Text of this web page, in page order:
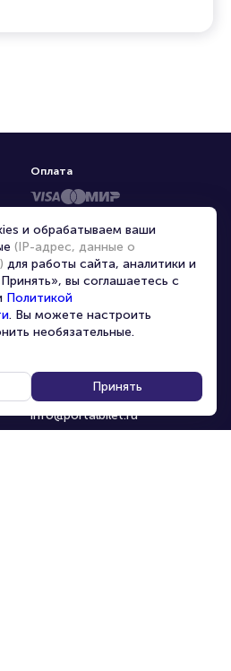
8-800-500-42-62
8-499-226-15-14
info@portalbilet.ru
С 10:00 до 21:00,
Оплата
и обрабатываем ваши
(IP-адрес, данные о
для работы сайта, аналитики и
вы соглашаетесь с
Политикой
. Вы можете настроить
необязательные.
Принять